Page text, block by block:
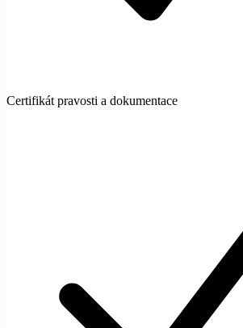
Certifikát pravosti a dokumentace